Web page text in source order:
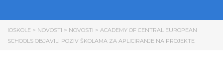
IOSKOLE > NOVOSTI > NOVOSTI > ACADEMY OF CENTRAL EUROPEAN
SCHOOLS OBJAVILI POZIV ŠKOLAMA ZA APLICIRANJE NA PROJEKTE